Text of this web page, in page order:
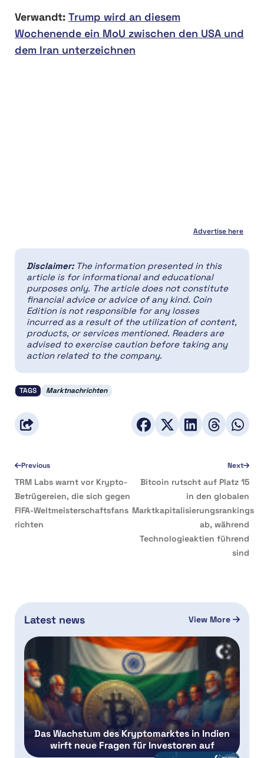
Verwandt: Trump wird an diesem
Wochenende ein MoU zwischen den USA und
dem Iran unterzeichnen
Advertise here
Disclaimer: The information presented in this
article is for informational and educational
purposes only. The article does not constitute
financial advice or advice of any kind. Coin
Edition is not responsible for any losses
incurred as a result of the utilization of content,
products, or services mentioned. Readers are
advised to exercise caution before taking any
action related to the company.
TAGS Marktnachrichten
Previous
TRM Labs warnt vor Krypto-
Betrügereien, die sich gegen
FIFA-Weltmeisterschaftsfans
richten
Next
Bitcoin rutscht auf Platz 15
in den globalen
Marktkapitalisierungsrankings
ab, während
Technologieaktien führend
sind
Latest news View More
Das Wachstum des Kryptomarktes in Indien
wirft neue Fragen für Investoren auf